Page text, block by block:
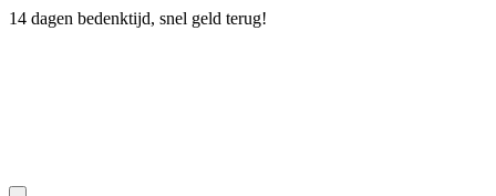
14 dagen bedenktijd, snel geld terug!